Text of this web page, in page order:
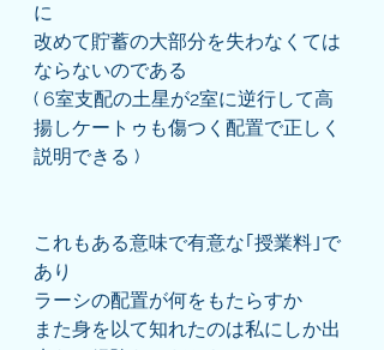
に
改めて貯蓄の大部分を失わなくては
ならないのである
( 6室支配の土星が2室に逆行して高
揚しケートゥも傷つく配置で正しく
説明できる )
これもある意味で有意な｢授業料｣で
あり
ラーシの配置が何をもたらすか
また身を以て知れたのは私にしか出